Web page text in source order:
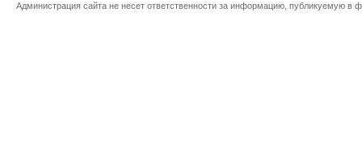
Администрация сайта не несет ответственности за информацию, публикуемую